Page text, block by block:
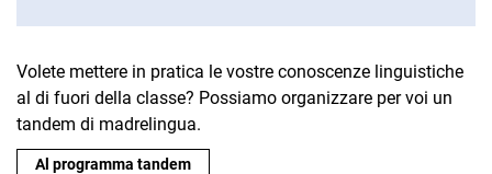
Volete mettere in pratica le vostre conoscenze linguistiche
al di fuori della classe? Possiamo organizzare per voi un
tandem di madrelingua.
Al programma tandem